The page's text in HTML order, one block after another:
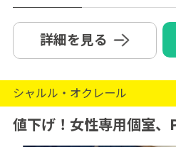
詳細を見る
シャルル・オクレール
値下げ！女性専用個室、